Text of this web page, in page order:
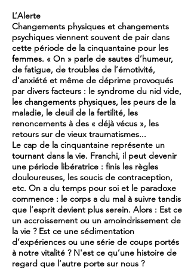
L’Alerte
Changements physiques et changements
psychiques viennent souvent de pair dans
cette période de la cinquantaine pour les
femmes. « On » parle de sautes d’humeur,
de fatigue, de troubles de l’émotivité,
d’anxiété et même de déprime provoqués
par divers facteurs : le syndrome du nid vide,
les changements physiques, les peurs de la
maladie, le deuil de la fertilité, les
renoncements à des « déjà vécus », les
retours sur de vieux traumatismes...
Le cap de la cinquantaine représente un
tournant dans la vie. Franchi, il peut devenir
une période libératrice : finis les règles
douloureuses, les soucis de contraception,
etc. On a du temps pour soi et le paradoxe
commence : le corps a du mal à suivre tandis
que l’esprit devient plus serein. Alors : Est ce
un accroissement ou un amoindrissement de
la vie ? Est ce une sédimentation
d’expériences ou une série de coups portés
à notre vitalité ? N'est ce qu’une histoire de
regard que l’autre porte sur nous ?